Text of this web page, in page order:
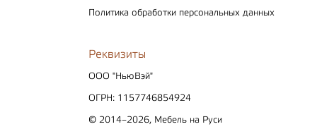
Политика обработки персональных данных
Реквизиты
ООО "НьюВэй"
ОГРН: 1157746854924
© 2014–2026, Мебель на Руси